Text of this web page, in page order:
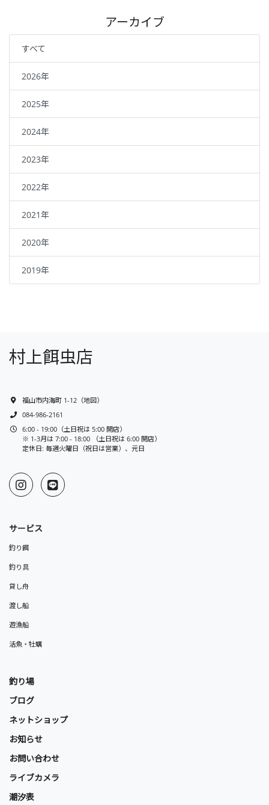
アーカイブ
すべて
2026年
2025年
2024年
2023年
2022年
2021年
2020年
2019年
村上餌虫店
福山市内海町 1-12 （地図）
084-986-2161
6:00 - 19:00（土日祝は 5:00 開店）
※ 1-3月は 7:00 - 18:00 （土日祝は 6:00 開店）
定休日: 毎週火曜日（祝日は営業）、元日
サービス
釣り餌
釣り具
貸し舟
渡し船
遊漁船
活魚・牡蠣
釣り場
ブログ
ネットショップ
お知らせ
お問い合わせ
ライブカメラ
潮汐表